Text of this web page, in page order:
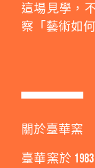
這場見學，
察「藝術如
關於臺華窯
臺華窯於